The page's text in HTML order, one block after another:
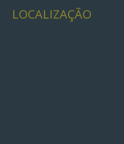
LOCALIZAÇÃO